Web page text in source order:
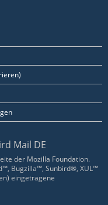
Mail DE
der Mozilla Foundation.
Bugzilla™, Sunbird®, XUL™
eingetragene